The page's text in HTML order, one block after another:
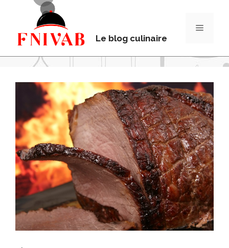
Le blog culinaire